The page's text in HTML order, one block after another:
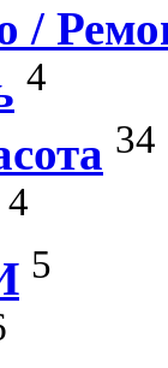
/
4
34
4
5